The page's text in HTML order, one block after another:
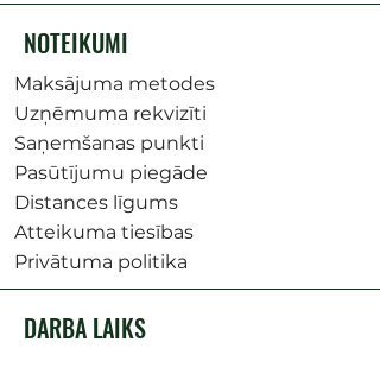
NOTEIKUMI
Maksājuma metodes
Uzņēmuma rekvizīti
Saņemšanas punkti
Pasūtījumu piegāde
Distances līgums
Atteikuma tiesības
Privātuma politika
DARBA LAIKS